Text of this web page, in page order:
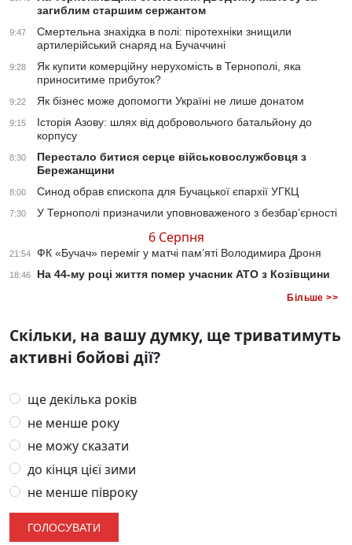
загиблим старшим сержантом
9:47
Смертельна знахідка в полі: піротехніки знищили
артилерійський снаряд на Бучаччині
9:28
Як купити комерційну нерухомість в Тернополі, яка
приноситиме прибуток?
9:22 Як бізнес може допомогти Україні не лише донатом
9:15
Історія Азову: шлях від добровольчого батальйону до
корпусу
8:30
Перестало битися серце військовослужбовця з
Бережанщини
8:00 Синод обрав єпископа для Бучацької єпархії УГКЦ
7:30 У Тернополі призначили уповноваженого з безбар’єрності
6 Серпня
21:54 ФК «Бучач» переміг у матчі пам’яті Володимира Дроня
18:46 На 44-му році життя помер учасник АТО з Козівщини
Більше >>
Скільки, на вашу думку, ще триватимуть
активні бойові дії?
ще декілька років
не менше року
не можу сказати
до кінця цієї зими
не менше півроку